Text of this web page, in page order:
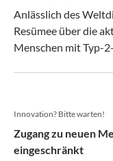
Anlässlich des
Resümee über die
Menschen mit Typ-
Innovation? Bitte warten!
Zugang zu neuen
eingeschränkt